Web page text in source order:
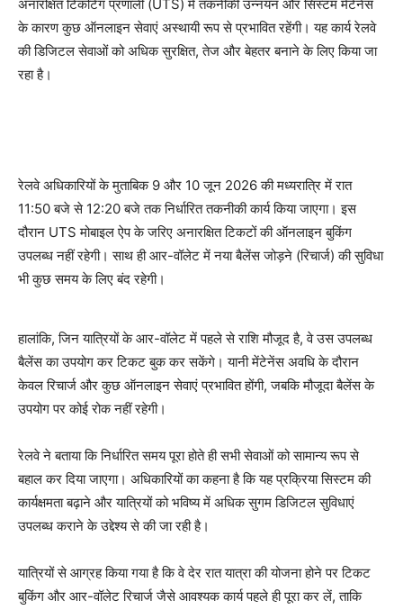
अनारक्षित टिकटिंग प्रणाली (UTS) में तकनीकी उन्नयन और सिस्टम मेंटेनेंस
के कारण कुछ ऑनलाइन सेवाएं अस्थायी रूप से प्रभावित रहेंगी। यह कार्य रेलवे
की डिजिटल सेवाओं को अधिक सुरक्षित, तेज और बेहतर बनाने के लिए किया जा
रहा है।
रेलवे अधिकारियों के मुताबिक 9 और 10 जून 2026 की मध्यरात्रि में रात
11:50 बजे से 12:20 बजे तक निर्धारित तकनीकी कार्य किया जाएगा। इस
दौरान UTS मोबाइल ऐप के जरिए अनारक्षित टिकटों की ऑनलाइन बुकिंग
उपलब्ध नहीं रहेगी। साथ ही आर-वॉलेट में नया बैलेंस जोड़ने (रिचार्ज) की सुविधा
भी कुछ समय के लिए बंद रहेगी।
हालांकि, जिन यात्रियों के आर-वॉलेट में पहले से राशि मौजूद है, वे उस उपलब्ध
बैलेंस का उपयोग कर टिकट बुक कर सकेंगे। यानी मेंटेनेंस अवधि के दौरान
केवल रिचार्ज और कुछ ऑनलाइन सेवाएं प्रभावित होंगी, जबकि मौजूदा बैलेंस के
उपयोग पर कोई रोक नहीं रहेगी।
रेलवे ने बताया कि निर्धारित समय पूरा होते ही सभी सेवाओं को सामान्य रूप से
बहाल कर दिया जाएगा। अधिकारियों का कहना है कि यह प्रक्रिया सिस्टम की
कार्यक्षमता बढ़ाने और यात्रियों को भविष्य में अधिक सुगम डिजिटल सुविधाएं
उपलब्ध कराने के उद्देश्य से की जा रही है।
यात्रियों से आग्रह किया गया है कि वे देर रात यात्रा की योजना होने पर टिकट
बुकिंग और आर-वॉलेट रिचार्ज जैसे आवश्यक कार्य पहले ही पूरा कर लें, ताकि